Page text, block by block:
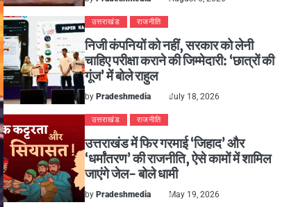
उत्तराखंड राजनीति
निजी कंपनियों को नहीं, सरकार को लेनी
चाहिए परीक्षा कराने की जिम्मेदारी: ‘छात्रों की
गूंज’ में बोले राहुल
by Pradeshmedia July 18, 2026
उत्तराखंड राजनीति
उत्तराखंड में फिर गरमाई ‘जिहाद’ और
‘धर्मांतरण’ की राजनीति, ऐसे कामों में शामिल
जाएंगे जेल- बोले धामी
by Pradeshmedia May 19, 2026